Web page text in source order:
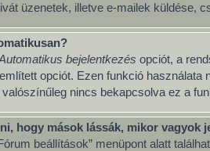
üzenetek, illetve e-mailek
bejelentkezés opciót, a
opciót. Ezen funkció
nincs bekapcsolva ez a
hogy mások lássák, mikor vagyok
beállítások” menüpont alatt